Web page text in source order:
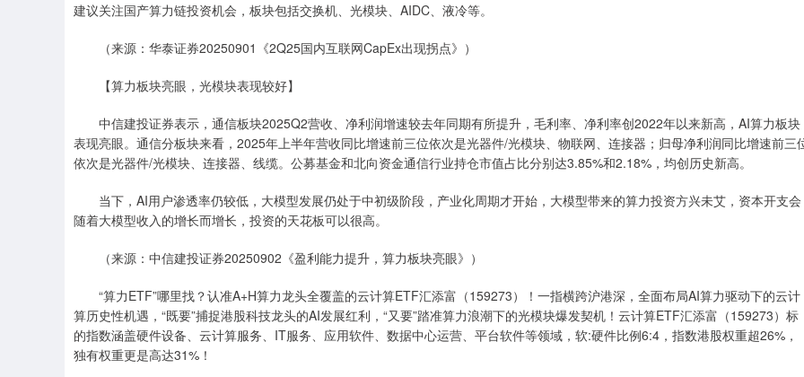
建议关注国产算力链投资机会，板块包括交换机、光模块、AIDC、液冷等。
（来源：华泰证券20250901《2Q25国内互联网CapEx出现拐点》）
【算力板块亮眼，光模块表现较好】
中信建投证券表示，通信板块2025Q2营收、净利润增速较去年同期有所提升，毛利率、净利率创2022年以来新高，AI算力板块
表现亮眼。通信分板块来看，2025年上半年营收同比增速前三位依次是光器件/光模块、物联网、连接器；归母净利润同比增速前三
依次是光器件/光模块、连接器、线缆。公募基金和北向资金通信行业持仓市值占比分别达3.85%和2.18%，均创历史新高。
当下，AI用户渗透率仍较低，大模型发展仍处于中初级阶段，产业化周期才开始，大模型带来的算力投资方兴未艾，资本开支会
随着大模型收入的增长而增长，投资的天花板可以很高。
（来源：中信建投证券20250902《盈利能力提升，算力板块亮眼》）
“算力ETF”哪里找？认准A+H算力龙头全覆盖的云计算ETF汇添富（159273）！一指横跨沪港深，全面布局AI算力驱动下的云计
算历史性机遇，“既要”捕捉港股科技龙头的AI发展红利，“又要”踏准算力浪潮下的光模块爆发契机！云计算ETF汇添富（159273）标
的指数涵盖硬件设备、云计算服务、IT服务、应用软件、数据中心运营、平台软件等领域，软:硬件比例6:4，指数港股权重超26%，
独有权重更是高达31%！